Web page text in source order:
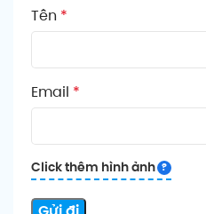
Tên *
Email *
Click thêm hình ảnh